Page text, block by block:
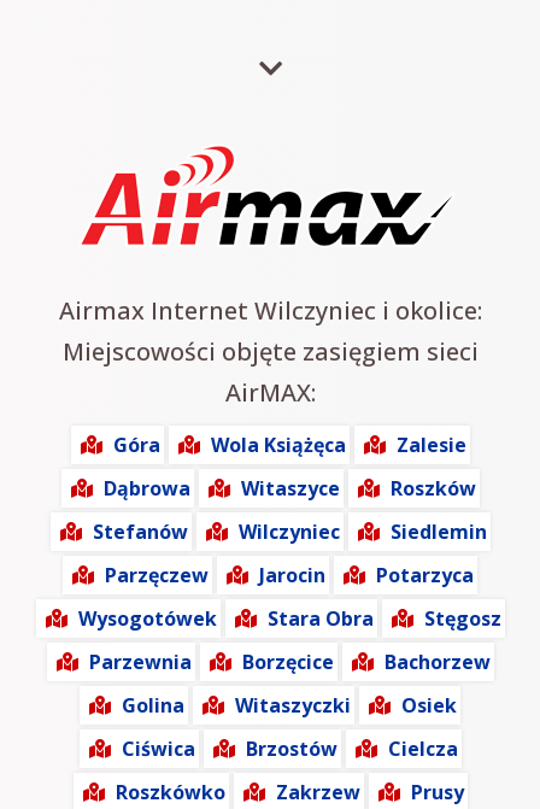
Airmax Internet Wilczyniec i okolice:
Miejscowości objęte zasięgiem sieci
AirMAX:
Góra Wola Książęca
Zalesie
Dąbrowa
Witaszyce
Roszków
Stefanów
Wilczyniec
Siedlemin
Parzęczew
Jarocin
Potarzyca
Wysogotówek
Stara Obra
Stęgosz
Parzewnia
Borzęcice
Bachorzew
Golina
Witaszyczki
Osiek
Ciświca
Brzostów
Cielcza
Roszkówko
Zakrzew
Prusy